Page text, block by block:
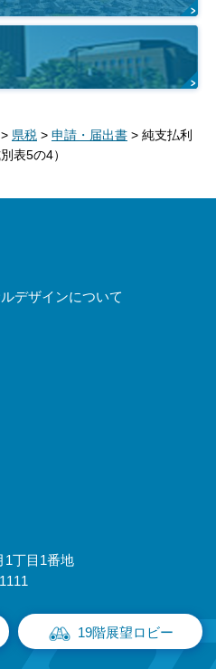
> 県税 > 申請・届出書 > 純支払利
表5の4）
デザインについて
1丁目1番地
19階展望ロビー